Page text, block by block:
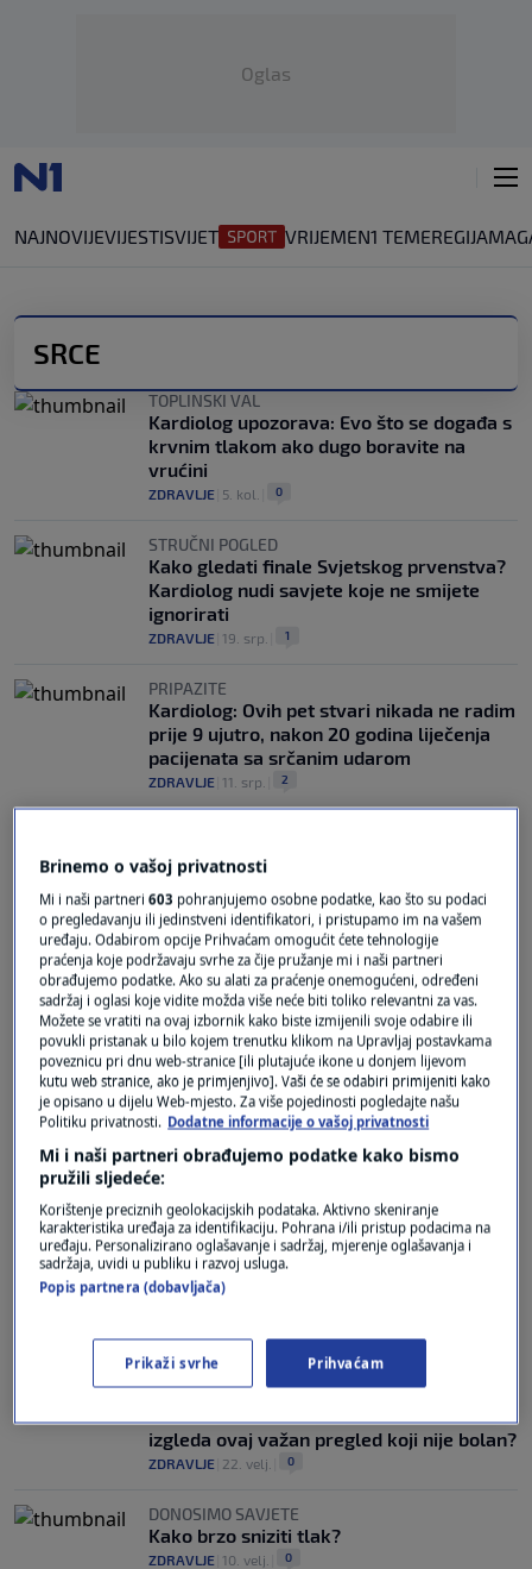
Oglas
NAJNOVIJEVIJESTISVIJET VRIJEMEN1 TEMEREGIJA
SRCE
TOPLINSKI VAL
Kardiolog upozorava: Evo što se događa s
krvnim tlakom ako dugo boravite na
vrućini
ZDRAVLJE 5. kol. 0
STRUČNI POGLED
Kako gledati finale Svjetskog prvenstva?
Kardiolog nudi savjete koje ne smijete
ignorirati
ZDRAVLJE 19. srp. 1
PRIPAZITE
Kardiolog: Ovih pet stvari nikada ne radim
prije 9 ujutro, nakon 20 godina liječenja
pacijenata sa srčanim udarom
ZDRAVLJE 11. srp. 2
Oglas
DVIJE KLJUČNE VRIJEDNOSTI
Kardiolog: Ovo je prva stvar koju uvijek
gledam u nalazima pacijenata
ZDRAVLJE 8. svi.
MOŽE DOVESTI DO KOMPLIKACIJA
Miokarditis: Uzrok, simptomi i liječenje
opasne bolesti koja može dovesti do
ZDRAVLJE|1. ožu. | 0
EHOKARDIOGRAFIJA
izgleda ovaj važan pregled koji nije bolan?
ZDRAVLJE 22. velj. 0
DONOSIMO SAVJETE
Kako brzo sniziti tlak?
ZDRAVLJE 10. velj. 0
Brinemo o vašoj privatnosti
Mi i naši partneri603 pohranjujemo osobne podatke, kao što su podaci
o pregledavanju ili jedinstveni identifikatori, i pristupamo im na vašem
uređaju. Odabirom opcije Prihvaćam omogućit ćete tehnologije
praćenja koje podržavaju svrhe za čije pružanje mi i naši partneri
obrađujemo podatke. Ako su alati za praćenje onemogućeni, određeni
sadržaj i oglasi koje vidite možda više neće biti toliko relevantni za vas.
Možete se vratiti na ovaj izbornik kako biste izmijenili svoje odabire ili
povukli pristanak u bilo kojem trenutku klikom na Upravljaj postavkama
poveznicu pri dnu web-stranice [ili plutajuće ikone u donjem lijevom
kutu web stranice, ako je primjenjivo]. Vaši će se odabiri primijeniti kako
je opisano u dijelu Web-mjesto. Za više pojedinosti pogledajte našu
Politiku privatnosti. Dodatne informacije o vašoj privatnosti
Mi i naši partneri obrađujemo podatke kako bismo
pružili sljedeće:
Korištenje preciznih geolokacijskih podataka. Aktivno skeniranje
karakteristika uređaja za identifikaciju. Pohrana i/ili pristup podacima na
uređaju. Personalizirano oglašavanje i sadržaj, mjerenje oglašavanja i
sadržaja, uvidi u publiku i razvoj usluga.
Popis partnera (dobavljača)
Prikaži svrhe Prihvaćam